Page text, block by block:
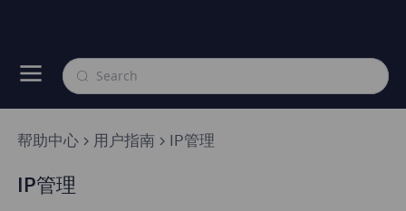
帮助中心 用户指南 IP管理
IP管理